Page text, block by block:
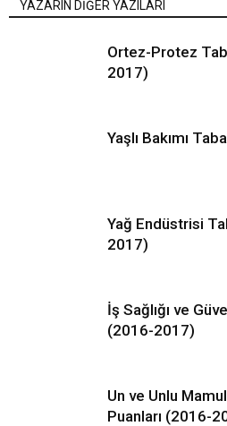
YAZARIN DİĞER YAZILARI
Ortez-Protez
2017)
Yaşlı Bakımı
Yağ Endüstrisi
2017)
İş Sağlığı ve
(2016-2017)
Un ve Unlu
Puanları (2016-